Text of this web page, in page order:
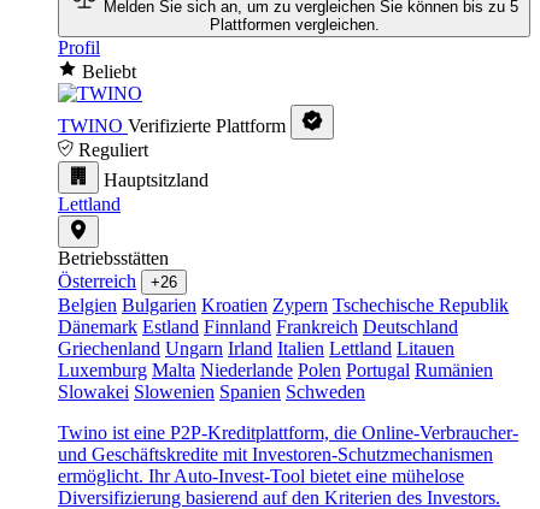
Melden Sie sich an, um zu vergleichen Sie können bis zu 5
Plattformen vergleichen.
Profil
Beliebt
TWINO Verifizierte Plattform
Reguliert
Hauptsitzland
Lettland
Betriebsstätten
Österreich
+26
Belgien Bulgarien Kroatien Zypern Tschechische Republik
Dänemark Estland Finnland Frankreich Deutschland
Griechenland Ungarn Irland Italien Lettland Litauen
Luxemburg Malta Niederlande Polen Portugal Rumänien
Slowakei Slowenien Spanien Schweden
Twino ist eine P2P-Kreditplattform, die Online-Verbraucher-
und Geschäftskredite mit Investoren-Schutzmechanismen
ermöglicht. Ihr Auto-Invest-Tool bietet eine mühelose
Diversifizierung basierend auf den Kriterien des Investors.